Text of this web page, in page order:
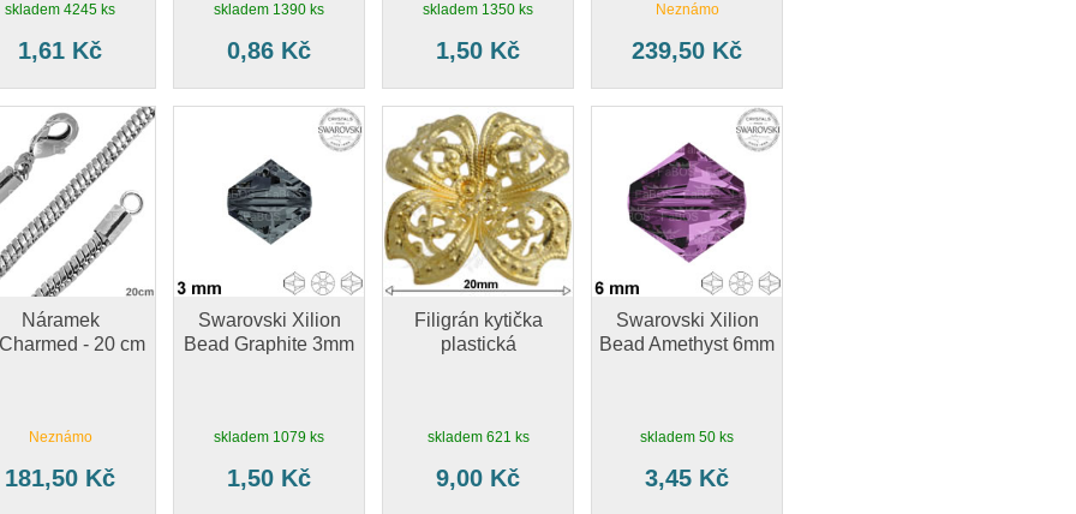
skladem 4245 ks
1,61 Kč
skladem 1390 ks
0,86 Kč
skladem 1350 ks
1,50 Kč
Neznámo
239,50 Kč
Náramek
- 20 cm
Neznámo
181,50 Kč
Swarovski Xilion
Bead Graphite 3mm
skladem 1079 ks
1,50 Kč
Filigrán kytička
plastická
skladem 621 ks
9,00 Kč
Swarovski Xilion
Bead Amethyst 6mm
skladem 50 ks
3,45 Kč